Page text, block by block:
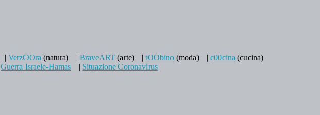
| VerzOOra (natura) | BraveART (arte) | tOObino (moda) | c00cina (cucina)
Guerra Israele-Hamas | Situazione Coronavirus